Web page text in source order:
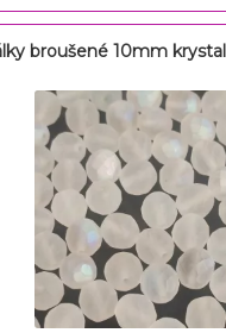
broušené 10mm